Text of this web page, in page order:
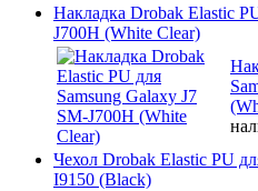
Накладка Drobak Elastic
J700H (White Clear)
Чехол Drobak Elastic PU
I9150 (Black)